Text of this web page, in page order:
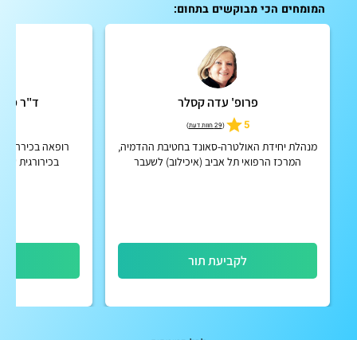
המומחים הכי מבוקשים בתחום:
פרופ' עדה קסלר
5
(29 חוות דעת )
מנהלת יחידת האולטרה-סאונד בחטיבת ההדמיה,
המרכז הרפואי תל אביב (איכילוב) לשעבר
לקביעת תור
ד"ר
רופאה בכירה
בכירורגית